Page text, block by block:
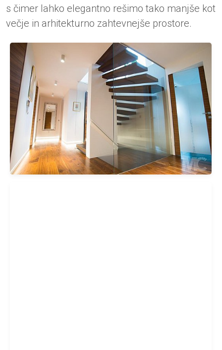
s čimer lahko elegantno rešimo tako manjše kot
večje in arhitekturno zahtevnejše prostore.